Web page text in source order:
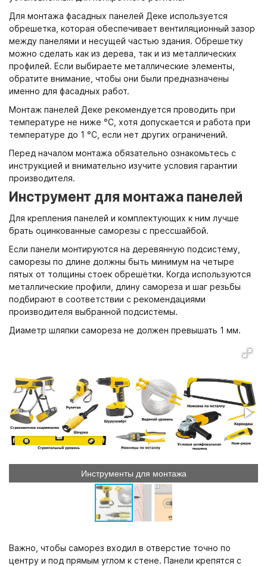
Вентиляционный выход
Колпаки, Проходы, Вент.ленты
Муфта трубы
Соединитель желоба
Трубы водосточные
Угол желоба
Хомут трубы
ХВОЙНАЯ фанера НЕ ШЛИФОВАННАЯ
Для монтажа фасадных панелей Деке используется
обрешетка, которая обеспечивает вентиляционный зазор
между панелями и несущей частью здания. Обрешетку
можно сделать как из дерева, так и из металлических
профилей. Если выбираете металлические элементы,
обратите внимание, чтобы они были предназначены
именно для фасадных работ.
Монтаж панелей Деке рекомендуется проводить при
температуре не ниже °C, хотя допускается и работа при
температуре до 1 °C, если нет других ограничений.
Перед началом монтажа обязательно ознакомьтесь с
инструкцией и внимательно изучите условия гарантии
производителя.
Инструмент для монтажа панелей
Для крепления панелей и комплектующих к ним лучше
брать оцинкованные саморезы с прессшайбой.
Если панели монтируются на деревянную подсистему,
саморезы по длине должны быть минимум на четыре
пятых от толщины стоек обрешётки. Когда используются
металлические профили, длину самореза и шаг резьбы
подбирают в соответствии с рекомендациями
производителя выбранной подсистемы.
Диаметр шляпки самореза не должен превышать 1 мм.
Инструменты для монтажа
Важно, чтобы саморез входил в отверстие точно по
центру и под прямым углом к стене. Панели крепятся с